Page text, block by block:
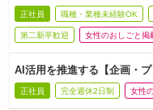
正社員 職種・業種未経験OK
第二新卒歓迎 女性のおしごと掲
AI活用を推進する【企画・
正社員 完全週休2日制 女性